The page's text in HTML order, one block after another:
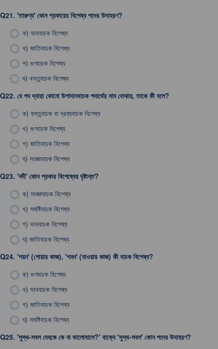
Q21. 'তারুণ্য' কোন প্রকারের বিশেষ্য পদের উদাহরণ?
ক) ভাববাচক বিশেষ্য
খ) জাতিবাচক বিশেষ্য
গ) গুণবাচক বিশেষ্য
ঘ) বস্তুবাচক বিশেষ্য
Q22. যে পদ দ্বারা কোনো উপাদানবাচক পদার্থের নাম বোঝায়, তাকে কী বলে?
ক) বস্তুবাচক বা দ্রব্যবাচক বিশেষ্য
খ) গুণবাচক বিশেষ্য
গ) জাতিবাচক বিশেষ্য
ঘ) সংজ্ঞাবাচক বিশেষ্য
Q23. 'নদী' কোন প্রকার বিশেষ্যের দৃষ্টান্ত?
ক) সংজ্ঞাবাচক বিশেষ্য
খ) সমষ্টিবাচক বিশেষ্য
গ) ভাববাচক বিশেষ্য
ঘ) জাতিবাচক বিশেষ্য
Q24. 'শয়ন' (শোয়ার কাজ), 'গমন' (যাওয়ার কাজ) কী বাচক বিশেষ্য?
ক) গুণবাচক বিশেষ্য
খ) ভাববাচক বিশেষ্য
গ) জাতিবাচক বিশেষ্য
ঘ) সমষ্টিবাচক বিশেষ্য
Q25. 'সুস্থ-সবল দেহকে কে না ভালোবাসে?' বাক্যে 'সুস্থ-সবল' কোন পদের উদাহরণ?